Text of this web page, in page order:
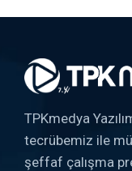
TPKmedya
tecrübemiz ile
şeffaf çalışma